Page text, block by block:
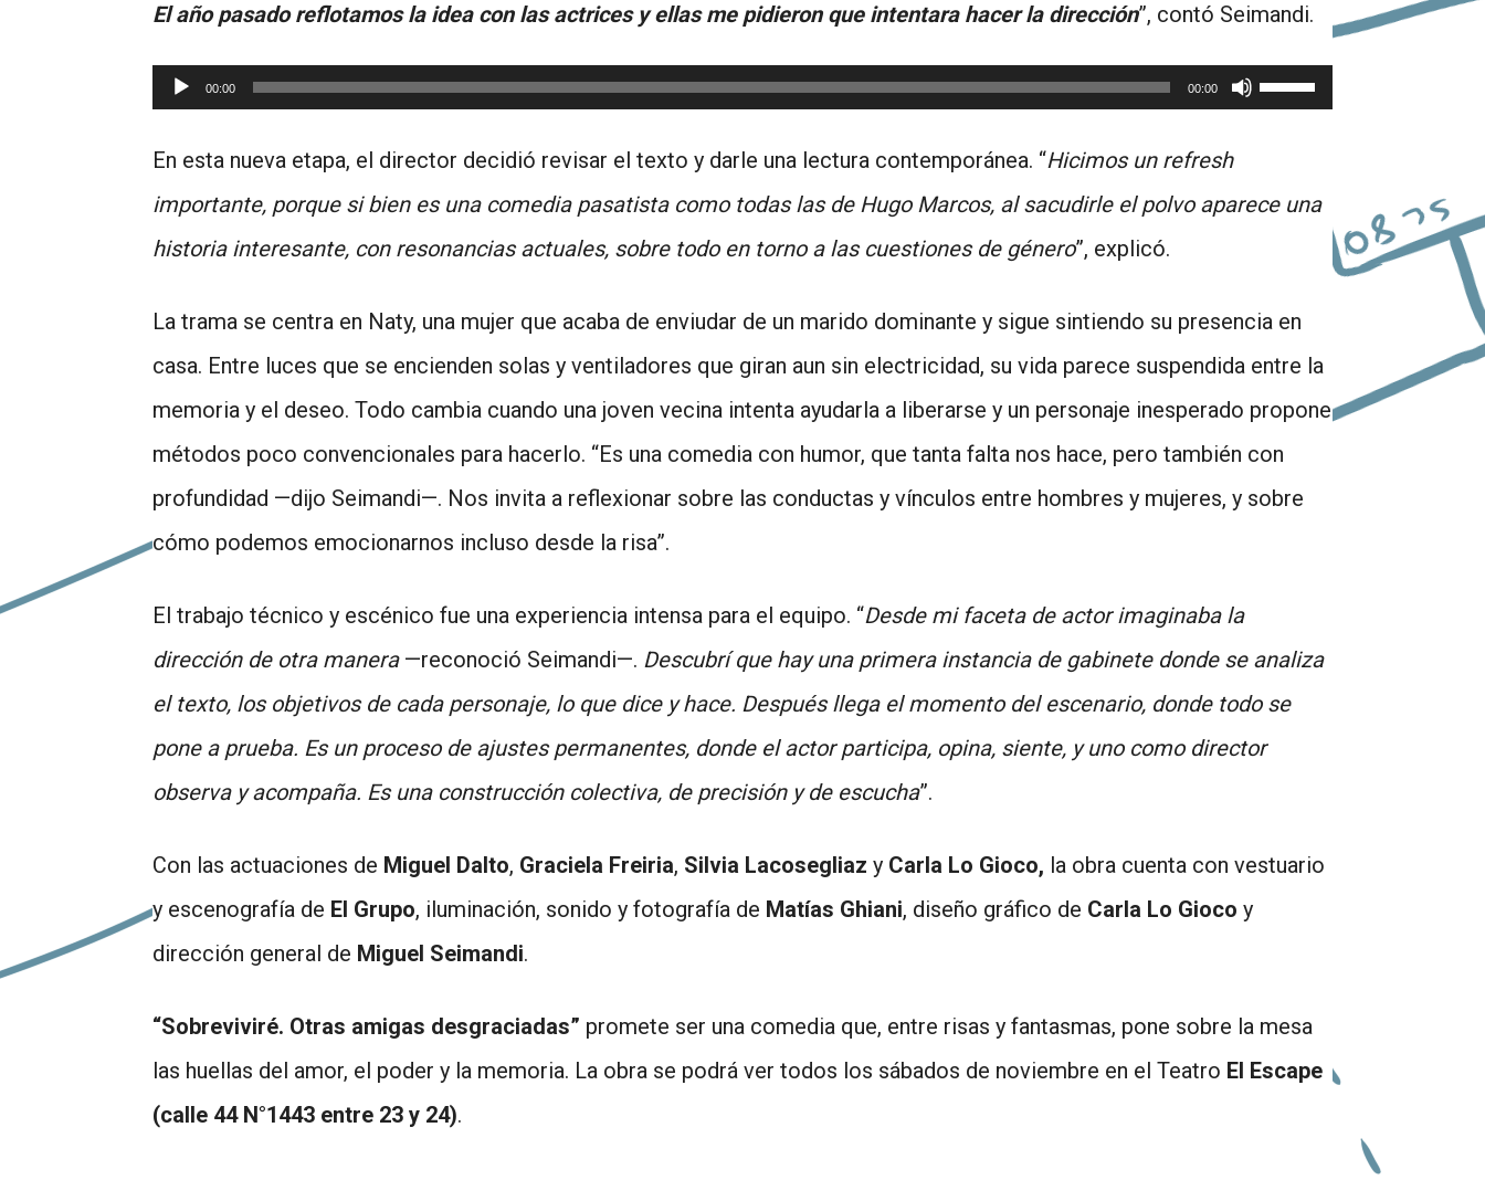
El año pasado reflotamos la idea con las actrices y ellas me pidieron que intentara hacer la dirección”, contó Seimandi.
Reproductor
audio
00:00 00:00
Utiliza
de
arriba/abajo
aumentar
disminuir
En esta nueva etapa, el director decidió revisar el texto y darle una lectura contemporánea. “Hicimos un refresh
importante, porque si bien es una comedia pasatista como todas las de Hugo Marcos, al sacudirle el polvo aparece una
historia interesante, con resonancias actuales, sobre todo en torno a las cuestiones de género”, explicó.
La trama se centra en Naty, una mujer que acaba de enviudar de un marido dominante y sigue sintiendo su presencia en
casa. Entre luces que se encienden solas y ventiladores que giran aun sin electricidad, su vida parece suspendida entre la
memoria y el deseo. Todo cambia cuando una joven vecina intenta ayudarla a liberarse y un personaje inesperado propone
métodos poco convencionales para hacerlo. “Es una comedia con humor, que tanta falta nos hace, pero también con
profundidad —dijo Seimandi—. Nos invita a reflexionar sobre las conductas y vínculos entre hombres y mujeres, y sobre
cómo podemos emocionarnos incluso desde la risa”.
El trabajo técnico y escénico fue una experiencia intensa para el equipo. “Desde mi faceta de actor imaginaba la
dirección de otra manera—reconoció Seimandi—. Descubrí que hay una primera instancia de gabinete donde se analiza
el texto, los objetivos de cada personaje, lo que dice y hace. Después llega el momento del escenario, donde todo se
pone a prueba. Es un proceso de ajustes permanentes, donde el actor participa, opina, siente, y uno como director
observa y acompaña. Es una construcción colectiva, de precisión y de escucha”.
Con las actuaciones de Miguel Dalto, Graciela Freiria, Silvia Lacosegliaz y Carla Lo Gioco, la obra cuenta con vestuario
y escenografía de El Grupo, iluminación, sonido y fotografía de Matías Ghiani, diseño gráfico de Carla Lo Gioco y
dirección general de Miguel Seimandi.
“Sobreviviré. Otras amigas desgraciadas” promete ser una comedia que, entre risas y fantasmas, pone sobre la mesa
las huellas del amor, el poder y la memoria. La obra se podrá ver todos los sábados de noviembre en el Teatro El Escape
(calle 44 N°1443 entre 23 y 24).